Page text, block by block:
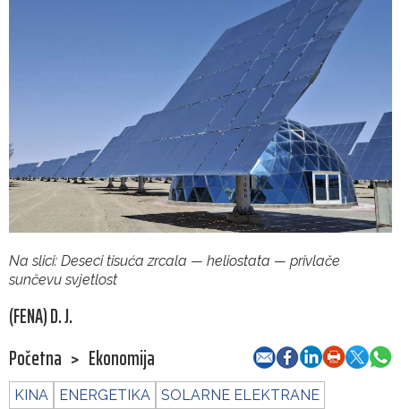
Na slici: Deseci tisuća zrcala — heliostata — privlače
sunčevu svjetlost
(FENA) D. J.
Početna > Ekonomija
KINA ENERGETIKA SOLARNE ELEKTRANE